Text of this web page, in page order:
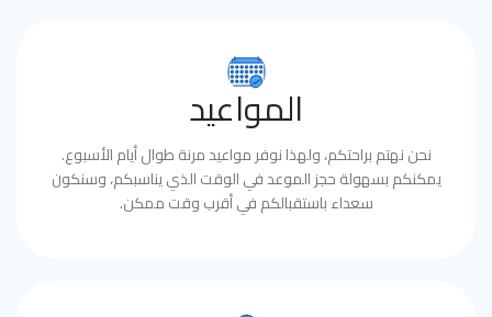
المواعيد
نحن نهتم براحتكم، ولهذا نوفر مواعيد مرنة طوال أيام الأسبوع.
يمكنكم بسهولة حجز الموعد في الوقت الذي يناسبكم، وسنكون
سعداء باستقبالكم في أقرب وقت ممكن.